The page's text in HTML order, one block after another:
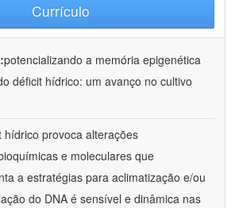
Currículo
potencializando a memória epigenética
déficit hídrico: um avanço no cultivo
hídrico provoca alterações
e moleculares que
a estratégias para aclimatização e/ou
do DNA é sensível e dinâmica nas